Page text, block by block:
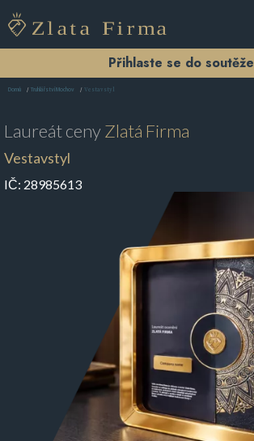
Přihlaste se do soutěže
Domů Truhlářství Mochov Vestavstyl
Laureát cenyZlatá Firma
Vestavstyl
IČ: 28985613